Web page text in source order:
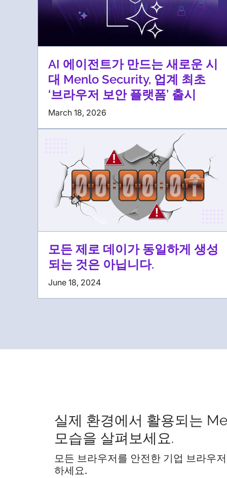
AI 에이전트가 만드는 새로운 시
대 Menlo Security, 업계 최초
‘브라우저 보안 플랫폼’ 출시
March 18, 2026
모든 제로 데이가 동일하게 생성
되는 것은 아닙니다.
June 18, 2024
실제 환경에서 활용되는
모습을 살펴보세요.
모든 브라우저를 안전한 기업 브라우
하세요.